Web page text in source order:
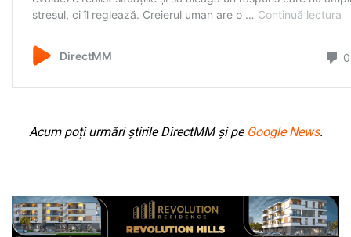
Acum poți urmări știrile DirectMM și pe Google News.